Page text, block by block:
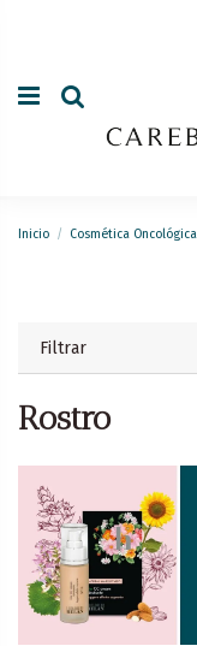
Inicio Cosmética Oncológica
Rostro
Filtrar